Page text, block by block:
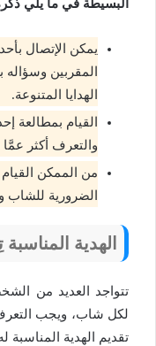
البسيطة في ما يلي
يمكن الإتصال
المقربين
الهدايا المتنوعة.
القيام بمطالعة
والتعرف أكثر
من الممكن
الضرورية للشاب
الهدية
تتواجد العديد من
لكل شاب، ويجب
تقديم الهدية المناسبة